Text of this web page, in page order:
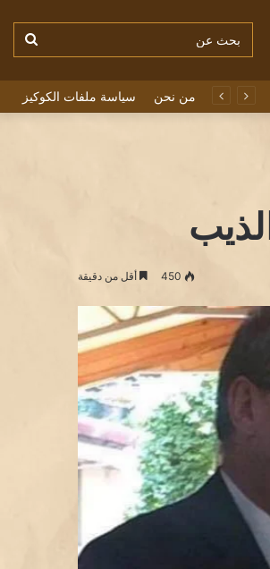
بحث
من نحن سياسة ملفات الكوكيز
450 أقل من دقيقة